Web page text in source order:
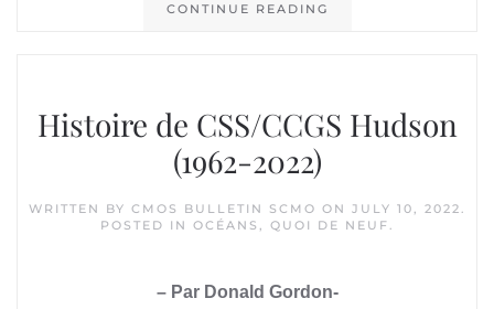
CONTINUE READING
Histoire de CSS/CCGS Hudson
(1962-2022)
WRITTEN BY CMOS BULLETIN SCMO ON JULY 10, 2022.
POSTED IN OCÉANS , QUOI DE NEUF.
– Par Donald Gordon-